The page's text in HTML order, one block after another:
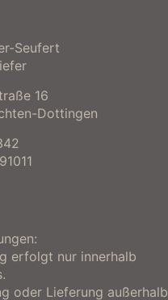
Seufert
16
Dottingen
erfolgt nur innerhalb
oder Lieferung außerhalb